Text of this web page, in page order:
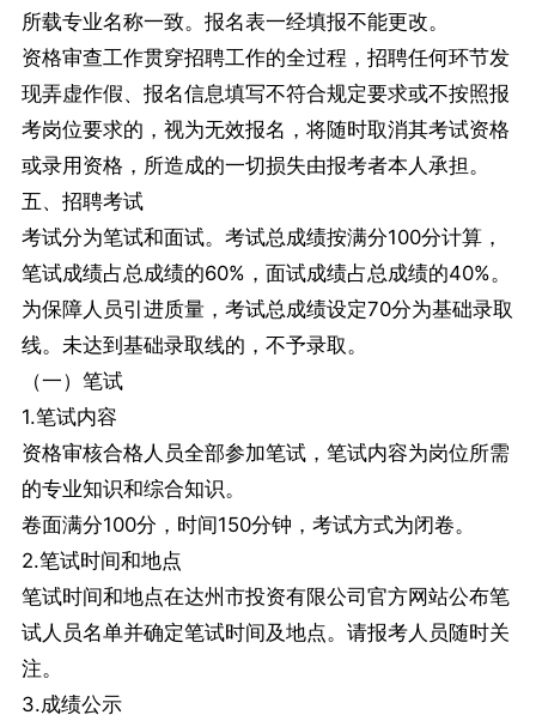
所载专业名称一致。报名表一经填报不能更改。
资格审查工作贯穿招聘工作的全过程，招聘任何环节发
现弄虚作假、报名信息填写不符合规定要求或不按照报
考岗位要求的，视为无效报名，将随时取消其考试资格
或录用资格，所造成的一切损失由报考者本人承担。
五、招聘考试
考试分为笔试和面试。考试总成绩按满分100分计算，
笔试成绩占总成绩的60%，面试成绩占总成绩的40%。
为保障人员引进质量，考试总成绩设定70分为基础录取
线。未达到基础录取线的，不予录取。
（一）笔试
1.笔试内容
资格审核合格人员全部参加笔试，笔试内容为岗位所需
的专业知识和综合知识。
卷面满分100分，时间150分钟，考试方式为闭卷。
2.笔试时间和地点
笔试时间和地点在达州市投资有限公司官方网站公布笔
试人员名单并确定笔试时间及地点。请报考人员随时关
注。
3.成绩公示